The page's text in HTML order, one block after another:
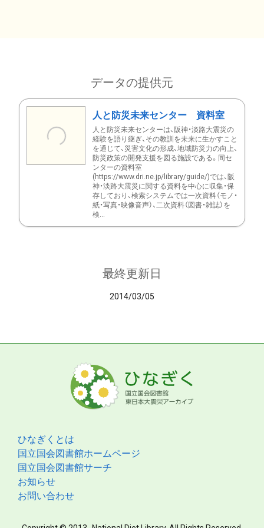
データの提供元
人と防災未来センター 資料室
人と防災未来センターは、阪神・淡路大震災の
経験を語り継ぎ、その教訓を未来に生かすこと
を通じて、災害文化の形成、地域防災力の向上、
防災政策の開発支援を図る施設である。同セ
ンターの資料室
(https://www.dri.ne.jp/library/guide/)では、阪
神・淡路大震災に関する資料を中心に収集・保
存しており、検索システムでは一次資料（モノ・
紙・写真・映像音声）、二次資料（図書・雑誌）を
検...
最終更新日
2014/03/05
ひなぎくとは
国立国会図書館ホームページ
国立国会図書館サーチ
お知らせ
お問い合わせ